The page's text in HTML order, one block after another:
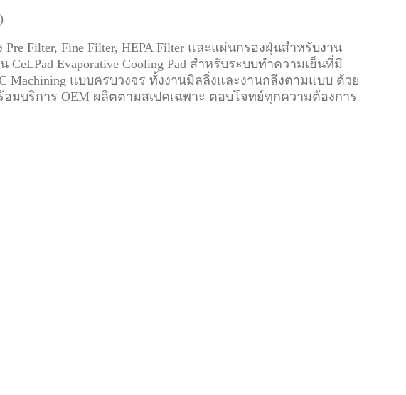
Filter, Fine Filter, HEPA Filter และแผ่นกรองฝุ่นสำหรับงาน
Evaporative Cooling Pad สำหรับระบบทำความเย็นที่มี
แบบครบวงจร ทั้งงานมิลลิ่งและงานกลึงตามแบบ ด้วย
บริการ OEM ผลิตตามสเปคเฉพาะ ตอบโจทย์ทุกความต้องการ